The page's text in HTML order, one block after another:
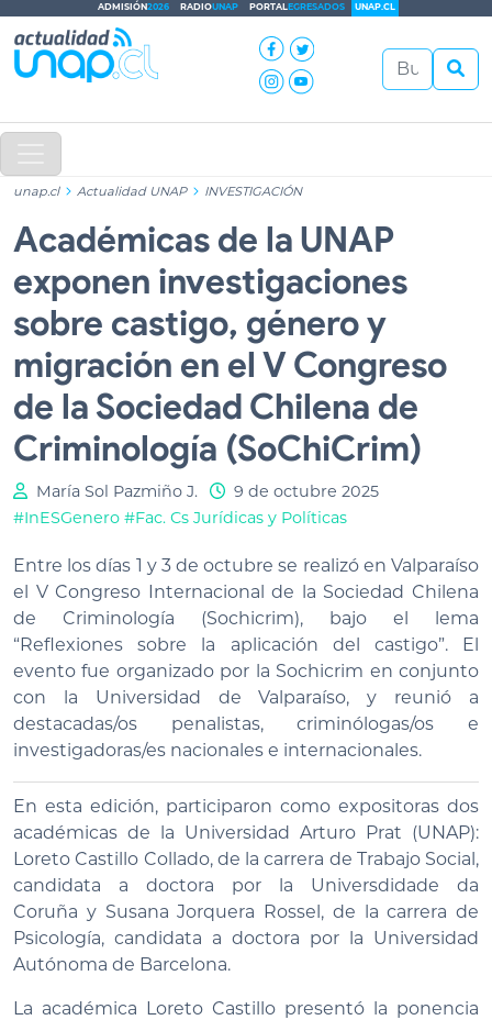
ADMISIÓN2026 RADIOUNAP PORTALEGRESADOS UNAP.CL
unap.cl Actualidad UNAP INVESTIGACIÓN
Académicas de la UNAP
exponen investigaciones
sobre castigo, género y
migración en el V Congreso
de la Sociedad Chilena de
Criminología (SoChiCrim)
María Sol Pazmiño J.
9 de octubre 2025
#InESGenero #Fac. Cs Jurídicas y Políticas
Entre los días 1 y 3 de octubre se realizó en Valparaíso
el V Congreso Internacional de la Sociedad Chilena
de Criminología (Sochicrim), bajo el lema
“Reflexiones sobre la aplicación del castigo”. El
evento fue organizado por la Sochicrim en conjunto
con la Universidad de Valparaíso, y reunió a
destacadas/os penalistas, criminólogas/os e
investigadoras/es nacionales e internacionales.
En esta edición, participaron como expositoras dos
académicas de la Universidad Arturo Prat (UNAP):
Loreto Castillo Collado, de la carrera de Trabajo Social,
candidata a doctora por la Universdidade da
Coruña y Susana Jorquera Rossel, de la carrera de
Psicología, candidata a doctora por la Universidad
Autónoma de Barcelona.
La académica Loreto Castillo presentó la ponencia